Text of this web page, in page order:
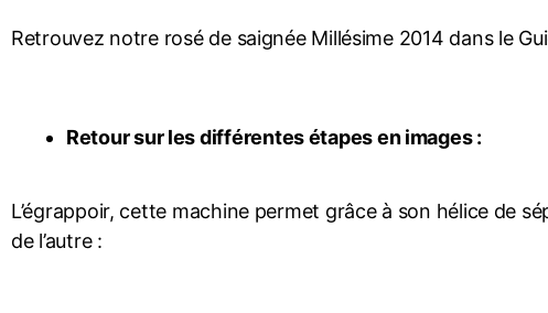
Retrouvez notre rosé de saignée Millésime 2014 dans le
Retour sur les différentes étapes en images :
L’égrappoir, cette machine permet grâce à son hélice de
de l’autre :